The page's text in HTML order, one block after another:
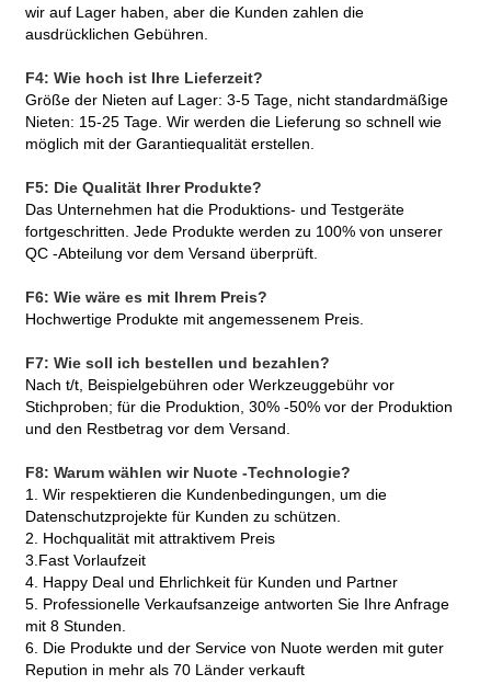
wir auf Lager haben, aber die Kunden zahlen die
ausdrücklichen Gebühren.
F4: Wie hoch ist Ihre Lieferzeit?
Größe der Nieten auf Lager: 3-5 Tage, nicht standardmäßige
Nieten: 15-25 Tage. Wir werden die Lieferung so schnell wie
möglich mit der Garantiequalität erstellen.
F5: Die Qualität Ihrer Produkte?
Das Unternehmen hat die Produktions- und Testgeräte
fortgeschritten. Jede Produkte werden zu 100% von unserer
QC -Abteilung vor dem Versand überprüft.
F6: Wie wäre es mit Ihrem Preis?
Hochwertige Produkte mit angemessenem Preis.
F7: Wie soll ich bestellen und bezahlen?
Nach t/t, Beispielgebühren oder Werkzeuggebühr vor
Stichproben; für die Produktion, 30% -50% vor der Produktion
und den Restbetrag vor dem Versand.
F8: Warum wählen wir Nuote -Technologie?
1. Wir respektieren die Kundenbedingungen, um die
Datenschutzprojekte für Kunden zu schützen.
2. Hochqualität mit attraktivem Preis
3.Fast Vorlaufzeit
4. Happy Deal und Ehrlichkeit für Kunden und Partner
5. Professionelle Verkaufsanzeige antworten Sie Ihre Anfrage
mit 8 Stunden.
6. Die Produkte und der Service von Nuote werden mit guter
Repution in mehr als 70 Länder verkauft